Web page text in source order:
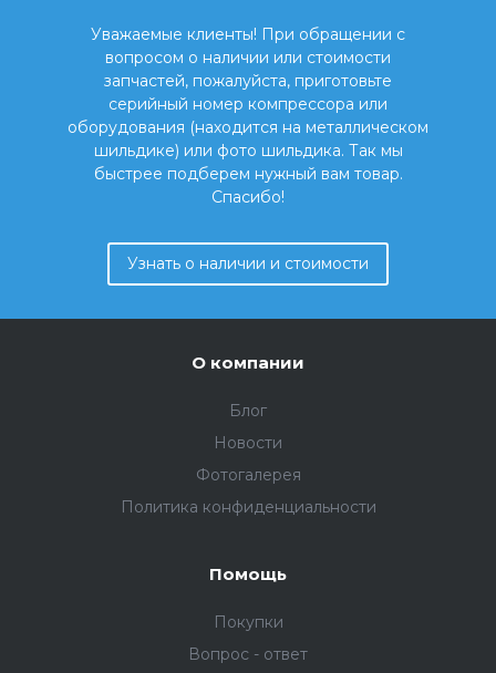
Уважаемые клиенты! При обращении с
вопросом о наличии или стоимости
запчастей, пожалуйста, приготовьте
серийный номер компрессора или
оборудования (находится на металлическом
шильдике) или фото шильдика. Так мы
быстрее подберем нужный вам товар.
Спасибо!
Узнать о наличии и стоимости
О компании
Блог
Новости
Фотогалерея
Политика конфиденциальности
Помощь
Покупки
Вопрос - ответ